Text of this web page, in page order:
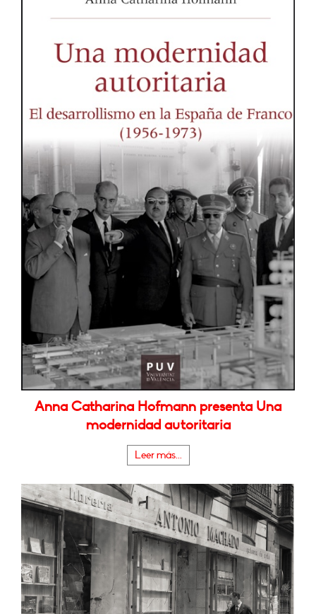
Anna Catharina Hofmann presenta Una
modernidad autoritaria
Leer más...